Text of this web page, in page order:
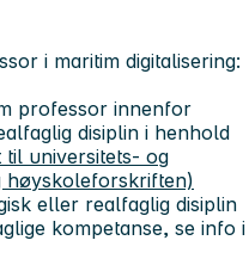
i maritim digitalisering:
professor innenfor
disiplin i henhold
til universitets- og
høyskoleforskriften)
eller realfaglig disiplin
kompetanse, se info i